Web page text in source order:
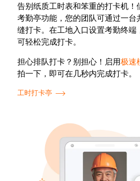
告别纸质工时表和笨重的打卡机！
考勤亭功能，您的团队可通过一台
缝打卡。在工地入口设置考勤终端
可轻松完成打卡。
担心排队打卡？别担心！启用极速
拍一下，即可在几秒内完成打卡。
工时打卡亭